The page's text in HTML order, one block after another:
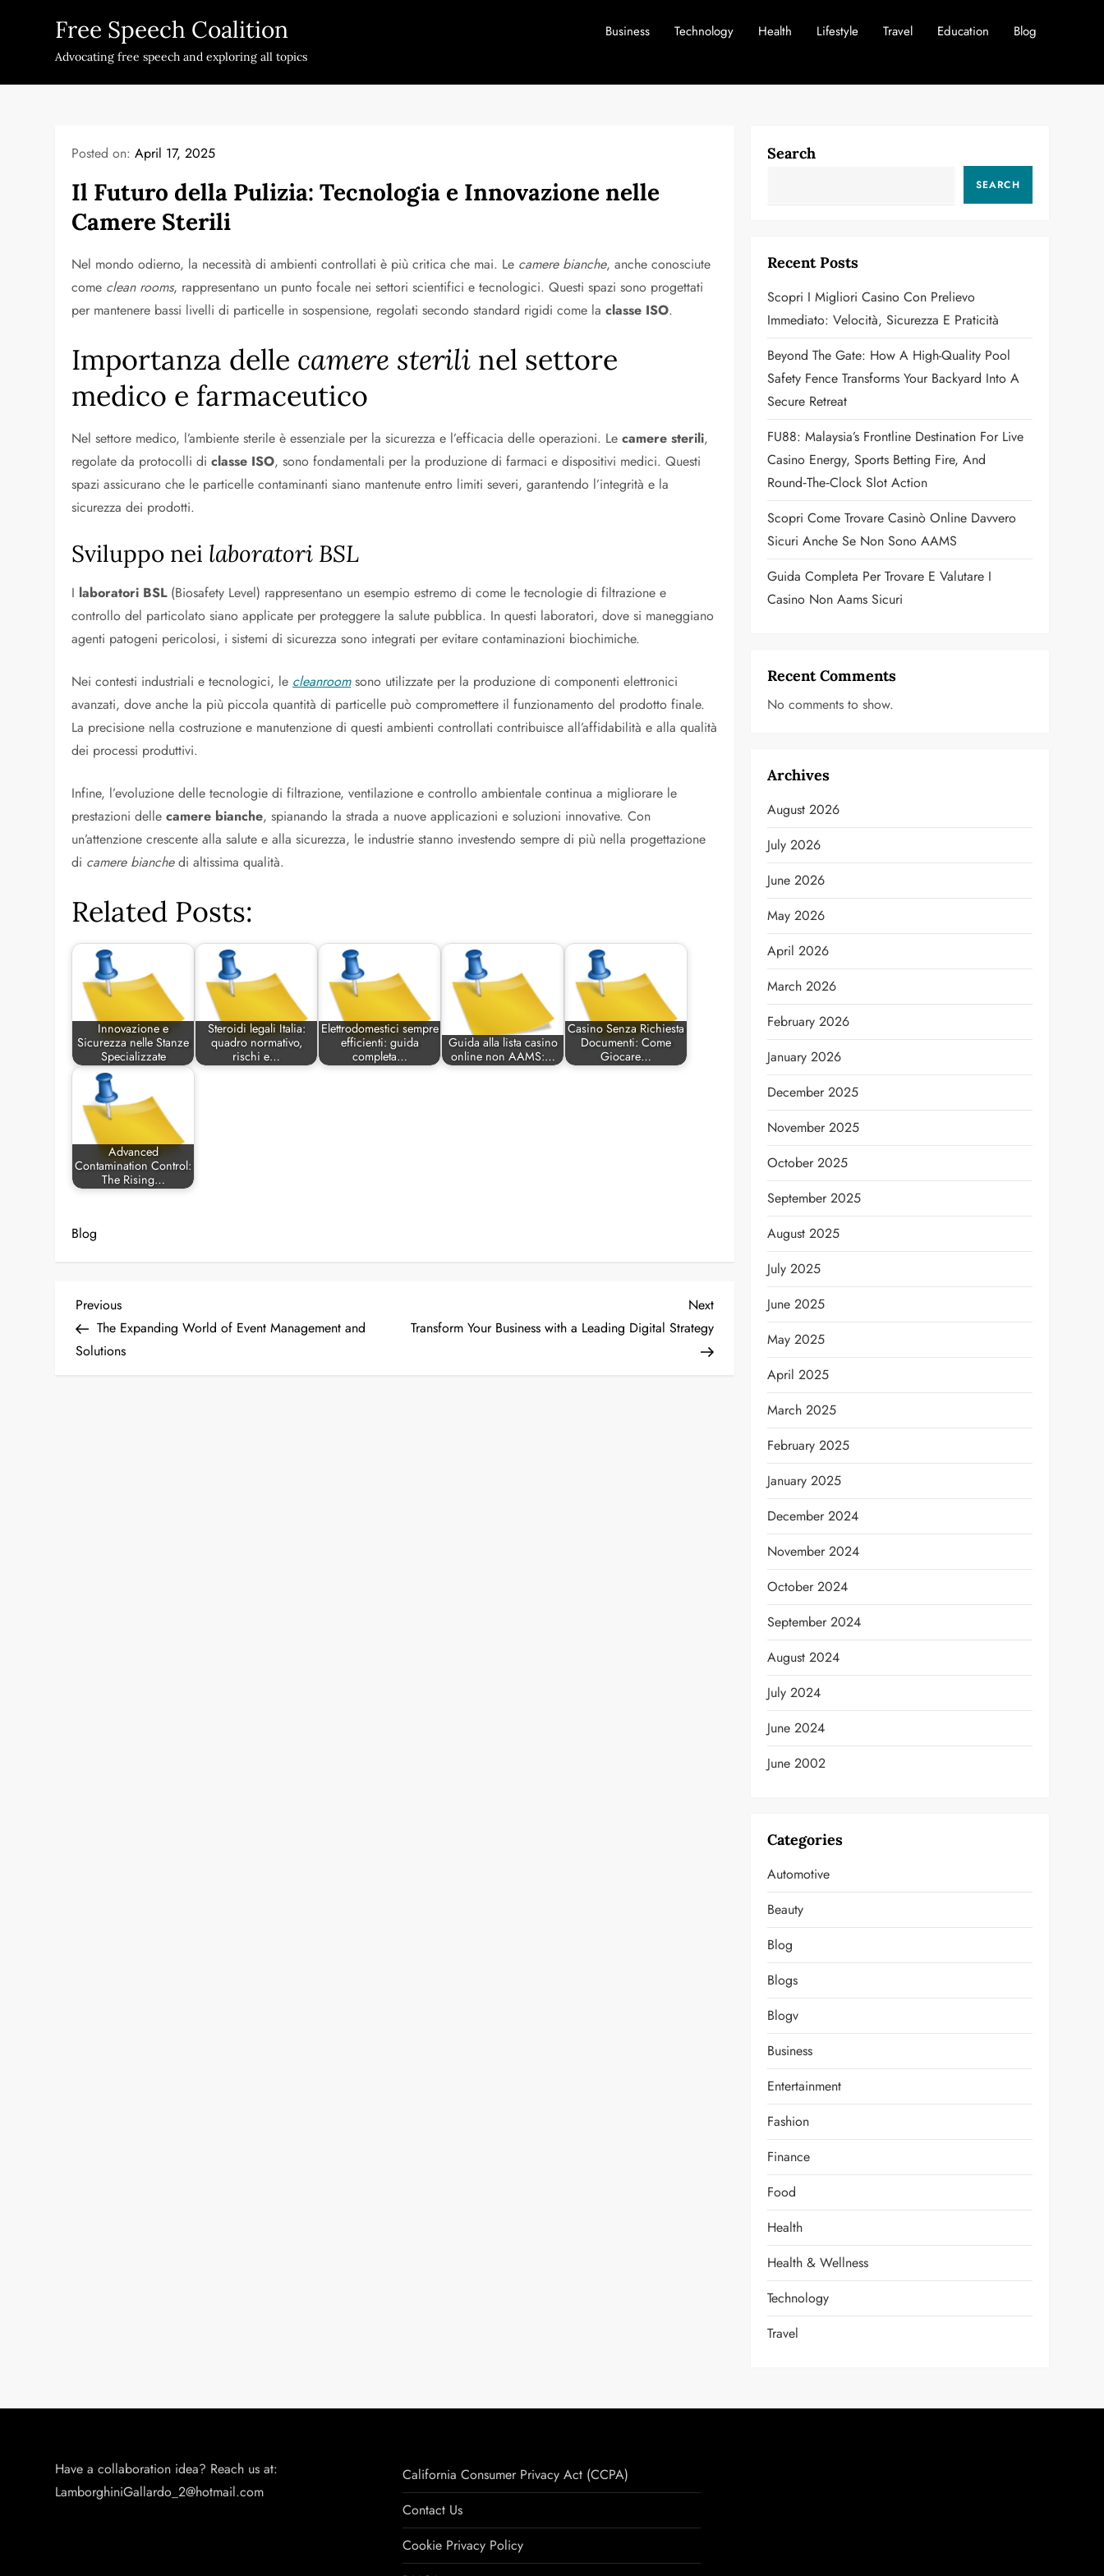
Free Speech Coalition
Advocating free speech and exploring all topics
Business Technology Health Lifestyle Travel Education Blog
Posted on:April 17, 2025
Il Futuro della Pulizia: Tecnologia e Innovazione nelle
Camere Sterili
Nel mondo odierno, la necessità di ambienti controllati è più critica che mai. Le camere bianche, anche conosciute
come clean rooms, rappresentano un punto focale nei settori scientifici e tecnologici. Questi spazi sono progettati
per mantenere bassi livelli di particelle in sospensione, regolati secondo standard rigidi come laclasse ISO.
Importanza delle camere sterili nel settore
medico e farmaceutico
Nel settore medico, l’ambiente sterile è essenziale per la sicurezza e l’efficacia delle operazioni. Lecamere sterili,
regolate da protocolli diclasse ISO, sono fondamentali per la produzione di farmaci e dispositivi medici. Questi
spazi assicurano che le particelle contaminanti siano mantenute entro limiti severi, garantendo l’integrità e la
sicurezza dei prodotti.
Sviluppo nei laboratori BSL
I laboratori BSL(Biosafety Level) rappresentano un esempio estremo di come le tecnologie di filtrazione e
controllo del particolato siano applicate per proteggere la salute pubblica. In questi laboratori, dove si maneggiano
agenti patogeni pericolosi, i sistemi di sicurezza sono integrati per evitare contaminazioni biochimiche.
Nei contesti industriali e tecnologici, le cleanroomsono utilizzate per la produzione di componenti elettronici
avanzati, dove anche la più piccola quantità di particelle può compromettere il funzionamento del prodotto finale.
La precisione nella costruzione e manutenzione di questi ambienti controllati contribuisce all’affidabilità e alla qualità
dei processi produttivi.
Infine, l’evoluzione delle tecnologie di filtrazione, ventilazione e controllo ambientale continua a migliorare le
prestazioni dellecamere bianche, spianando la strada a nuove applicazioni e soluzioni innovative. Con
un’attenzione crescente alla salute e alla sicurezza, le industrie stanno investendo sempre di più nella progettazione
di camere bianchedi altissima qualità.
Related Posts:
Innovazione e
Sicurezza nelle Stanze
Specializzate
Steroidi legali Italia:
quadro normativo,
rischi e…
Elettrodomestici sempre
efficienti: guida
completa…
Guida alla lista casino
online non AAMS:…
Casino Senza Richiesta
Documenti: Come
Giocare…
Advanced
Contamination Control:
The Rising…
Blog
P
o
Previous
Post
Previous
The Expanding World of Event Management and
Solutions
Next
Post
Next
Transform Your Business with a Leading Digital Strategy
Search
SEARCH
Recent Posts
Scopri I Migliori Casino Con Prelievo
Immediato: Velocità, Sicurezza E Praticità
Beyond The Gate: How A High-Quality Pool
Safety Fence Transforms Your Backyard Into A
Secure Retreat
FU88: Malaysia’s Frontline Destination For Live
Casino Energy, Sports Betting Fire, And
Round‑the‑Clock Slot Action
Scopri Come Trovare Casinò Online Davvero
Sicuri Anche Se Non Sono AAMS
Guida Completa Per Trovare E Valutare I
Casino Non Aams Sicuri
Recent Comments
No comments to show.
Archives
August 2026
July 2026
June 2026
May 2026
April 2026
March 2026
February 2026
January 2026
December 2025
November 2025
October 2025
September 2025
August 2025
July 2025
June 2025
May 2025
April 2025
March 2025
February 2025
January 2025
December 2024
November 2024
October 2024
September 2024
August 2024
July 2024
June 2024
June 2002
Categories
Automotive
Beauty
Blog
Blogs
Blogv
Business
Entertainment
Fashion
Finance
Food
Health
Health & Wellness
Technology
Travel
Have a collaboration idea? Reach us at:
LamborghiniGallardo_2@hotmail.com
California Consumer Privacy Act (CCPA)
Contact Us
Cookie Privacy Policy